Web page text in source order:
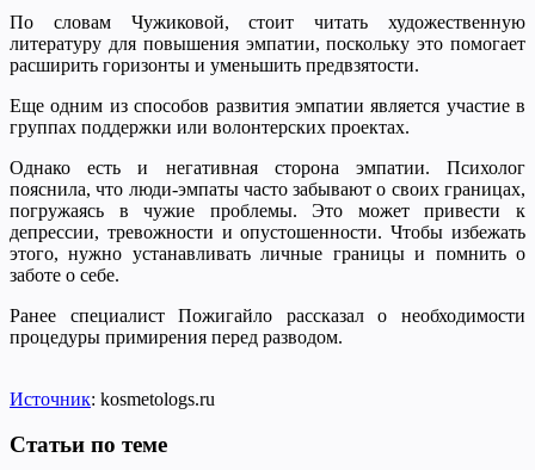
По словам Чужиковой, стоит читать художественную
литературу для повышения эмпатии, поскольку это помогает
расширить горизонты и уменьшить предвзятости.
Еще одним из способов развития эмпатии является участие в
группах поддержки или волонтерских проектах.
Однако есть и негативная сторона эмпатии. Психолог
пояснила, что люди-эмпаты часто забывают о своих границах,
погружаясь в чужие проблемы. Это может привести к
депрессии, тревожности и опустошенности. Чтобы избежать
этого, нужно устанавливать личные границы и помнить о
заботе о себе.
Ранее специалист Пожигайло рассказал о необходимости
процедуры примирения перед разводом.
Источник: kosmetologs.ru
Статьи по теме